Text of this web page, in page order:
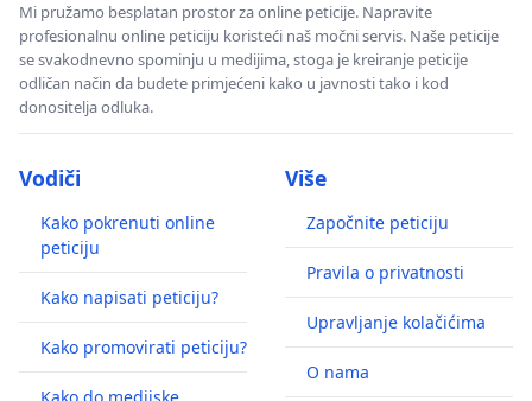
Mi pružamo besplatan prostor za online peticije. Napravite
profesionalnu online peticiju koristeći naš močni servis. Naše peticije
se svakodnevno spominju u medijima, stoga je kreiranje peticije
odličan način da budete primjećeni kako u javnosti tako i kod
donositelja odluka.
Vodiči
Kako pokrenuti online
peticiju
Kako napisati peticiju?
Kako promovirati peticiju?
Više
Započnite peticiju
Pravila o privatnosti
Upravljanje kolačićima
O nama